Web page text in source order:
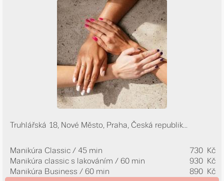
Truhlářská 18, Nové Město, Praha, Česká republik...
Manikúra Classic / 45 min
730 Kč
Manikúra classic s lakováním / 60 min
930 Kč
Manikúra Business / 60 min
890 Kč